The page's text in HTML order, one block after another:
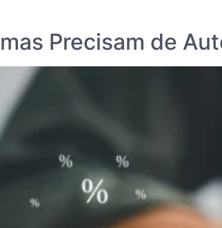
Precisam de